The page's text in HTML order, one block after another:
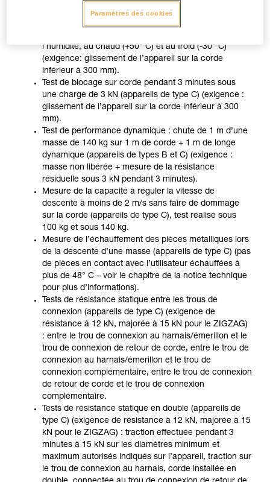
11,5 mm et 13 mm).
l’humidité, au chaud (+50° C) et au froid (-30° C)
(exigence: glissement de l’appareil sur la corde
inférieur à 300 mm).
Test de blocage sur corde pendant 3 minutes sous
une charge de 3 kN (appareils de type C) (exigence :
glissement de l’appareil sur la corde inférieur à 300
mm).
Test de performance dynamique : chute de 1 m d’une
masse de 140 kg sur 1 m de corde + 1 m de longe
dynamique (appareils de types B et C) (exigence :
masse non libérée + mesure de la résistance
résiduelle sous 3 kN pendant 3 minutes).
Mesure de la capacité à réguler la vitesse de
descente à moins de 2 m/s sans faire de dommage
sur la corde (appareils de type C), test réalisé sous
100 kg et sous 140 kg.
Mesure de l’échauffement des pièces métalliques lors
de la descente d’une masse (appareils de type C) (pas
de pièces en contact avec l’utilisateur échauffées à
plus de 48° C – voir le chapitre de la notice technique
pour plus d’informations).
Tests de résistance statique entre les trous de
connexion (appareils de type C) (exigence de
résistance à 12 kN, majorée à 15 kN pour le ZIGZAG)
: entre le trou de connexion au harnais/émerillon et le
trou de connexion de retour de corde, entre le trou de
connexion au harnais/émerillon et le trou de
connexion complémentaire, entre le trou de connexion
de retour de corde et le trou de connexion
complémentaire.
Tests de résistance statique en double (appareils de
type C) (exigence de résistance à 12 kN, majorée à 15
kN pour le ZIGZAG) : traction effectuée pendant 3
minutes à 15 kN sur les diamètres minimum et
maximum autorisés indiqués sur l’appareil, traction sur
le trou de connexion au harnais, corde installée en
Paramètres des cookies